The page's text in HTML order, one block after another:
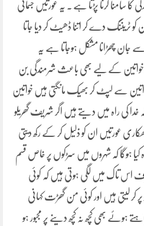
سامنا کرنا پڑتا ہے ۔ یہ عورتیں جسمانی
ٹریننگ دے کر اتنا ڈھیٹ کر دیا جاتا
جان چھڑانا مشکل ہوجاتا ہے یہ
کے لیے بھی باعث شرمندگی بن
سے لپٹ کر بھیک مانگتی ہیں خواتین
خدا کی راہ میں دیتے ہیں اگر شریف گھریلو
عورتیں ان کو ذلیل کر کے رکھ دیتی
ہوگا کہ شہروں میں سڑکوں پر خاص قسم
اس تاک میں لگی ہوتی ہیں کہ کوئی
کر لیتی ہیں اور کوئی من گھڑت کہانی
بھی کچھ نہ کچھ دینے پر مجبور ہو